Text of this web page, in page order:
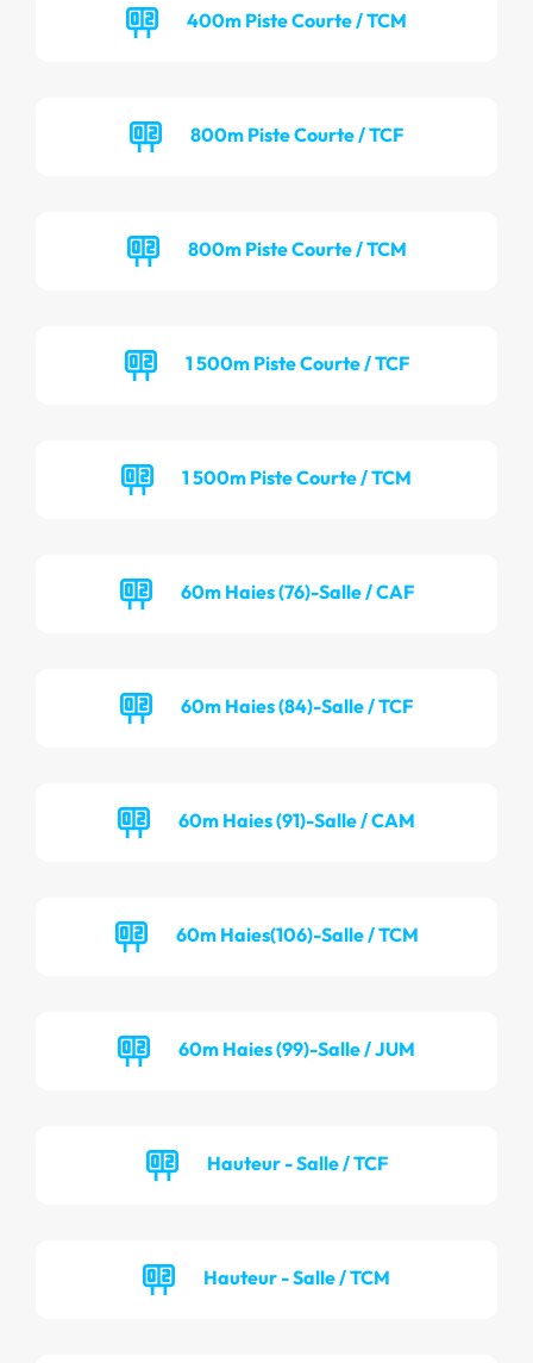
400m Piste Courte / TCM
800m Piste Courte / TCF
800m Piste Courte / TCM
1 500m Piste Courte / TCF
1 500m Piste Courte / TCM
60m Haies (76)-Salle / CAF
60m Haies (84)-Salle / TCF
60m Haies (91)-Salle / CAM
60m Haies(106)-Salle / TCM
60m Haies (99)-Salle / JUM
Hauteur - Salle / TCF
Hauteur - Salle / TCM